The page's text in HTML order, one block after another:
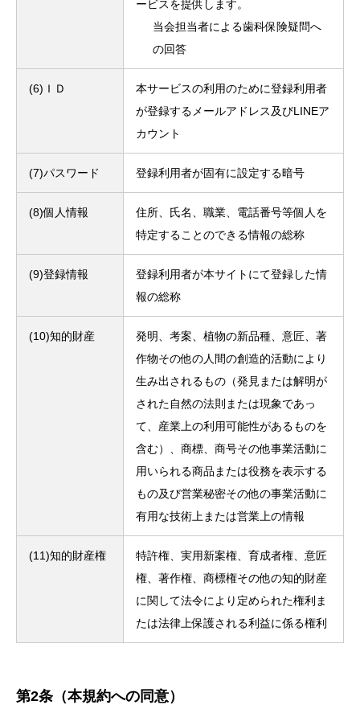
ービスを提供します。
当会担当者による歯科保険疑問へ
の回答
(6)ＩＤ
本サービスの利用のために登録利用者
が登録するメールアドレス及びLINEア
カウント
(7)パスワード 登録利用者が固有に設定する暗号
(8)個人情報
住所、氏名、職業、電話番号等個人を
特定することのできる情報の総称
(9)登録情報
登録利用者が本サイトにて登録した情
報の総称
(10)知的財産
発明、考案、植物の新品種、意匠、著
作物その他の人間の創造的活動により
生み出されるもの（発見または解明が
された自然の法則または現象であっ
て、産業上の利用可能性があるものを
含む）、商標、商号その他事業活動に
用いられる商品または役務を表示する
もの及び営業秘密その他の事業活動に
有用な技術上または営業上の情報
(11)知的財産権
特許権、実用新案権、育成者権、意匠
権、著作権、商標権その他の知的財産
に関して法令により定められた権利ま
たは法律上保護される利益に係る権利
第2条（本規約への同意）